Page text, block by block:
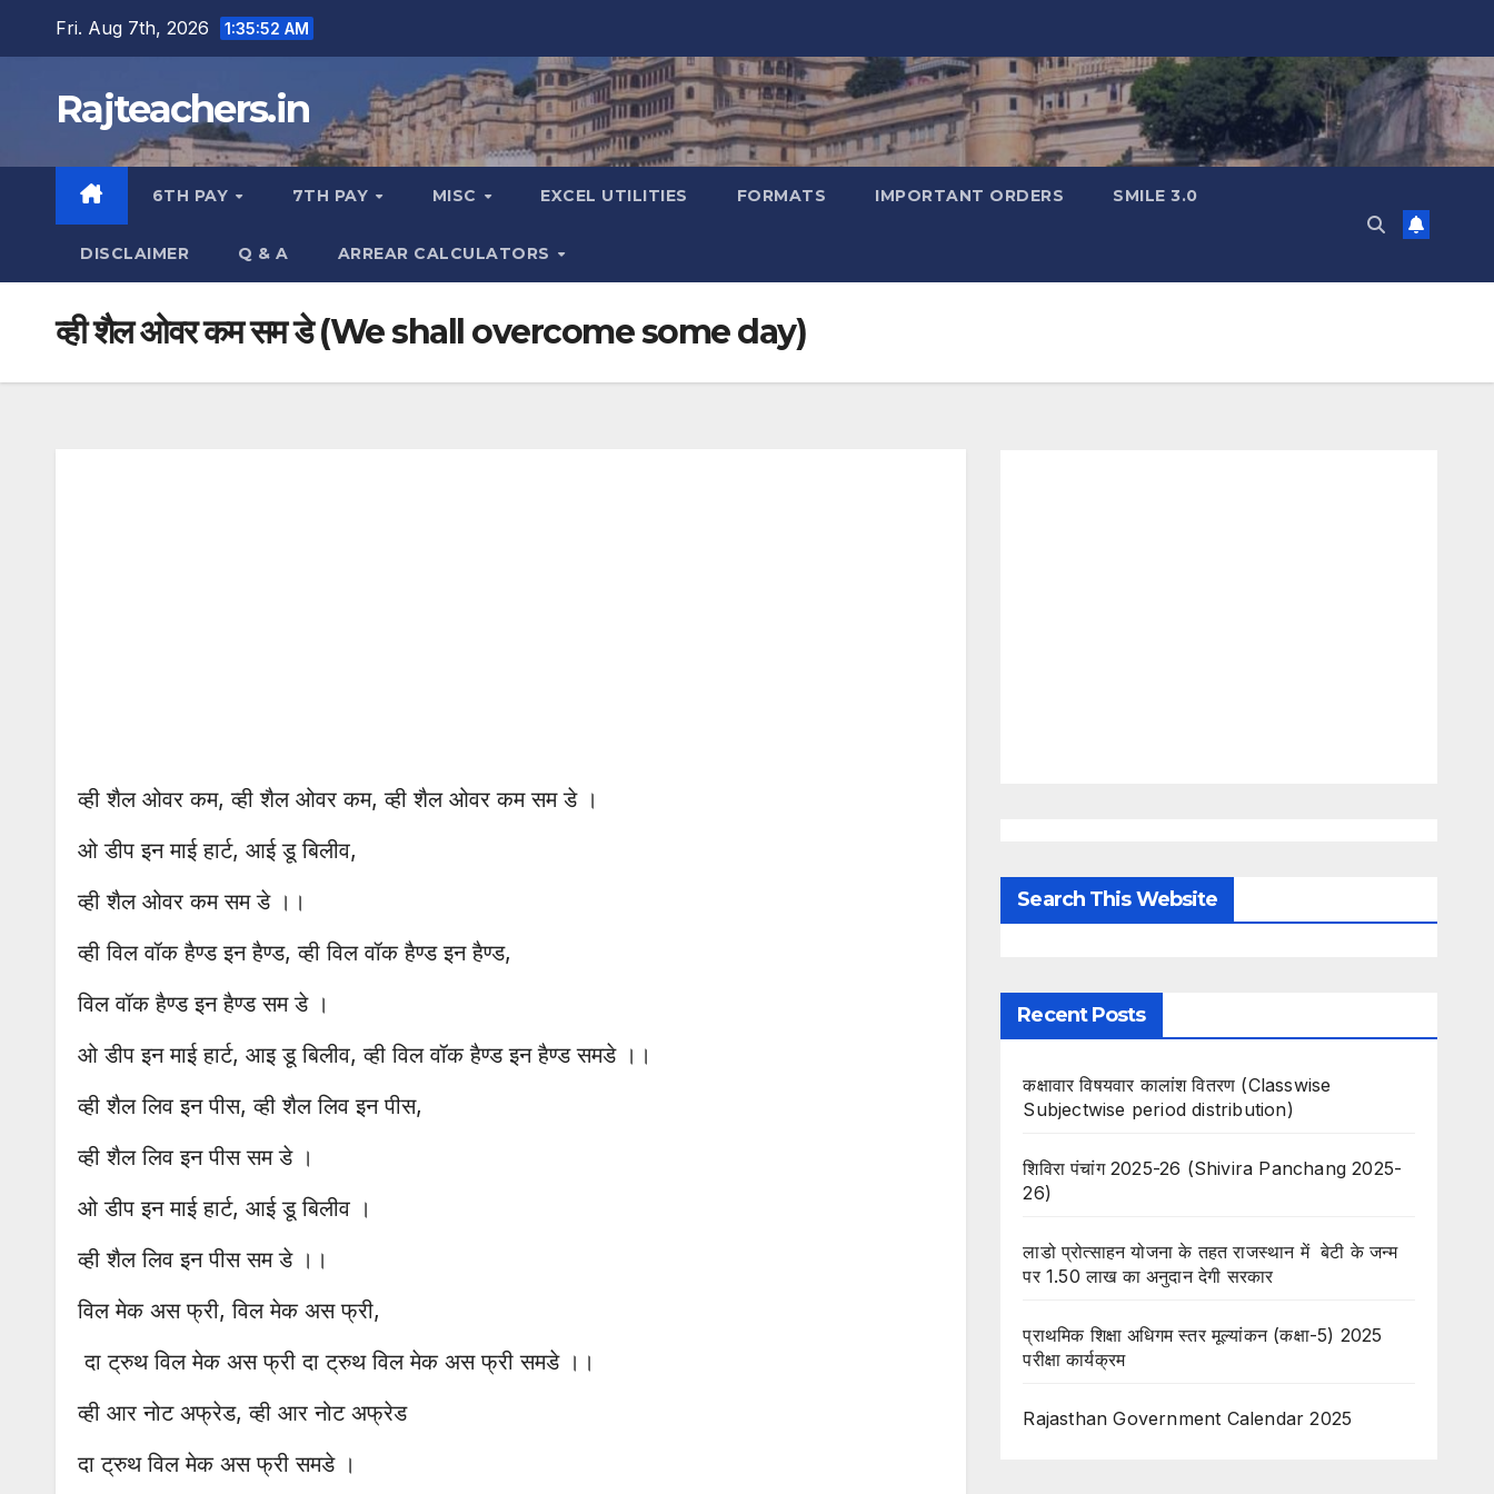
Fri. Aug 7th, 2026 1:35:53 AM
Rajteachers.in
6TH PAY 7TH PAY MISC EXCEL UTILITIES FORMATS IMPORTANT ORDERS SMILE 3.0
DISCLAIMER Q & A ARREAR CALCULATORS
व्ही शैल ओवर कम सम डे (We shall overcome some day)
व्ही शैल ओवर कम, व्ही शैल ओवर कम, व्ही शैल ओवर कम सम डे ।
ओ डीप इन माई हार्ट, आई डू बिलीव,
व्ही शैल ओवर कम सम डे ।।
व्ही विल वॉक हैण्ड इन हैण्ड, व्ही विल वॉक हैण्ड इन हैण्ड,
विल वॉक हैण्ड इन हैण्ड सम डे ।
ओ डीप इन माई हार्ट, आइ डू बिलीव, व्ही विल वॉक हैण्ड इन हैण्ड समडे ।।
व्ही शैल लिव इन पीस, व्ही शैल लिव इन पीस,
व्ही शैल लिव इन पीस सम डे ।
ओ डीप इन माई हार्ट, आई डू बिलीव ।
व्ही शैल लिव इन पीस सम डे ।।
विल मेक अस फ्री, विल मेक अस फ्री,
दा ट्रुथ विल मेक अस फ्री दा ट्रुथ विल मेक अस फ्री समडे ।।
व्ही आर नोट अफ्रेड, व्ही आर नोट अफ्रेड
दा ट्रुथ विल मेक अस फ्री समडे ।
Search This Website
Recent Posts
कक्षावार विषयवार कालांश वितरण (Classwise
Subjectwise period distribution)
शिविरा पंचांग 2025-26 (Shivira Panchang 2025-
26)
लाडो प्रोत्साहन योजना के तहत राजस्थान में बेटी के जन्म
पर 1.50 लाख का अनुदान देगी सरकार
प्राथमिक शिक्षा अधिगम स्तर मूल्यांकन (कक्षा-5) 2025
परीक्षा कार्यक्रम
Rajasthan Government Calendar 2025